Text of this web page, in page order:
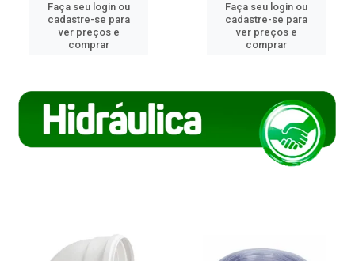
Faça seu login ou
cadastre-se para
ver preços e
comprar
Faça seu login ou
cadastre-se para
ver preços e
comprar